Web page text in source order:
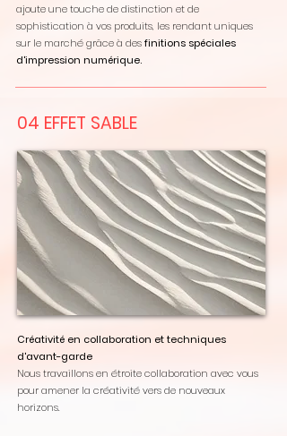
ajoute une touche de distinction et de
sophistication à vos produits, les rendant uniques
sur le marché grâce à desfinitions spéciales
d'impression numérique.
04 EFFET SABLE
Créativité en collaboration et techniques
d'avant-garde
Nous travaillons en étroite collaboration avec vous
pour amener la créativité vers de nouveaux
horizons.